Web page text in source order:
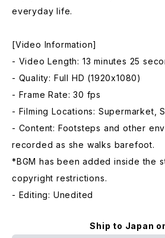
everyday life.
[Video Information]
- Video Length: 13 minutes 25
- Quality: Full HD (1920x1080)
- Frame Rate: 30 fps
- Filming Locations: Supermarket,
- Content: Footsteps and other
recorded as she walks barefoot.
*BGM has been added inside the
copyright restrictions.
- Editing: Unedited
Ship to Japan